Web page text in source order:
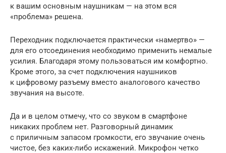
к вашим основным наушникам — на этом вся
«проблема» решена.
Переходник подключается практически «намертво» —
для его отсоединения необходимо применить немалые
усилия. Благодаря этому пользоваться им комфортно.
Кроме этого, за счет подключения наушников
к цифровому разъему вместо аналогового качество
звучания на высоте.
Да и в целом отмечу, что со звуком в смартфоне
никаких проблем нет. Разговорный динамик
с приличным запасом громкости, его звучание очень
чистое, без каких-либо искажений. Микрофон четко